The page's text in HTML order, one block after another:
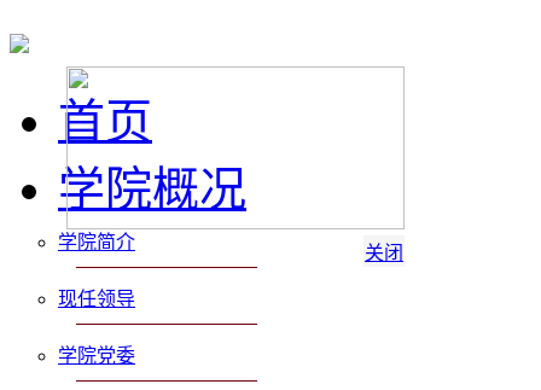
首页
学院概况
学院简介
现任领导
学院党委
关闭